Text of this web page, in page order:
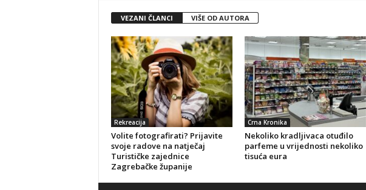
VEZANI ČLANCI VIŠE OD AUTORA
Rekreacija
Volite fotografirati? Prijavite
svoje radove na natječaj
Turističke zajednice
Zagrebačke županije
Crna Kronika
Nekoliko kradljivaca otuđilo
parfeme u vrijednosti nekoliko
tisuća eura